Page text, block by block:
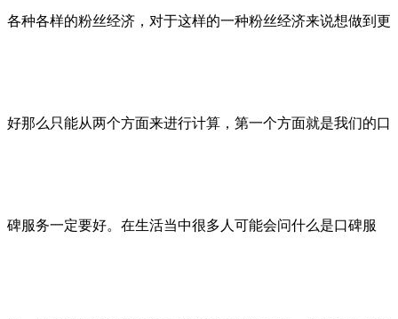
各种各样的粉丝经济，对于这样的一种粉丝经济来说想做到更
好那么只能从两个方面来进行计算，第一个方面就是我们的口
碑服务一定要好。在生活当中很多人可能会问什么是口碑服